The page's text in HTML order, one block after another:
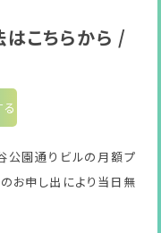
こちらから /
園通りビルの月額プ
お申し出により当日無